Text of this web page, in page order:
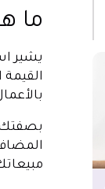
ما
يشير
مبيعاتك 187500 درهم إماراتي (التسجيل الطوعي لضريبة